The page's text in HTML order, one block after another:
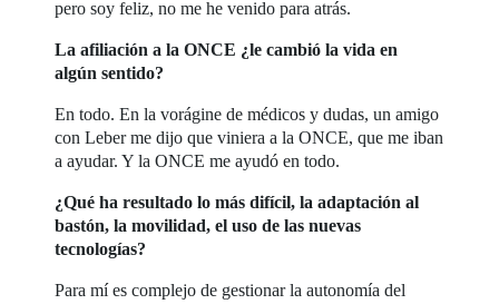
pero soy feliz, no me he venido para atrás.
La afiliación a la ONCE ¿le cambió la vida en
algún sentido?
En todo. En la vorágine de médicos y dudas, un amigo
con Leber me dijo que viniera a la ONCE, que me iban
a ayudar. Y la ONCE me ayudó en todo.
¿Qué ha resultado lo más difícil, la adaptación al
bastón, la movilidad, el uso de las nuevas
tecnologías?
Para mí es complejo de gestionar la autonomía del